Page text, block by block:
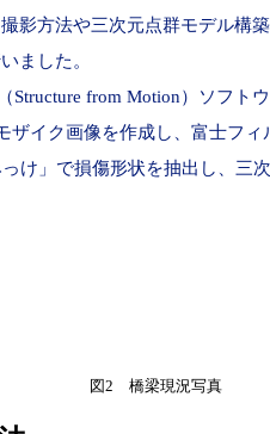
影方法や三次元点群モデル構築
ました。
Structure from Motion）ソフトウ
ザイク画像を作成し、富士フィ
け」で損傷形状を抽出し、三次
図2 橋梁現況写真